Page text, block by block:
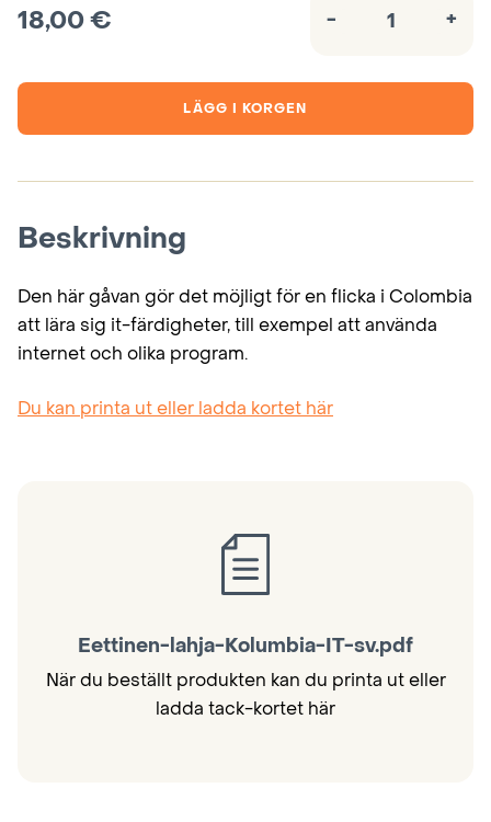
18,00€ -
IT-
för
Colombia
+
LÄGG I KORGEN
Beskrivning
Den här gåvan gör det möjligt för en flicka i Colombia
att lära sig it-färdigheter, till exempel att använda
internet och olika program.
Du kan printa ut eller ladda kortet här
Eettinen-lahja-Kolumbia-IT-sv.pdf
När du beställt produkten kan du printa ut eller
ladda tack-kortet här